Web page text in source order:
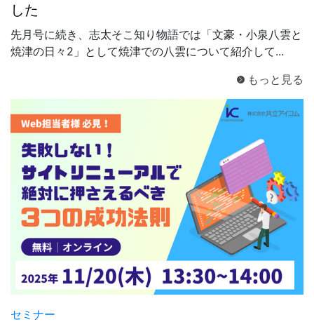
した
先月号に続き、志太そこ知り物語では「文豪・小泉八雲と
焼津の日々2」として焼津での八雲について紹介して...
もっと見る
セミナー